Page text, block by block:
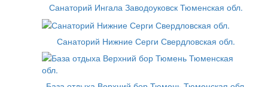
Санаторий Ингала Заводоуковск Тюменская обл.
Санаторий Нижние Серги Свердловская обл.